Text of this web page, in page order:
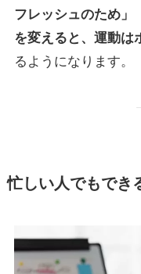
フレッシュのため」
を変えると、運動は
るようになります。
忙しい人でもでき